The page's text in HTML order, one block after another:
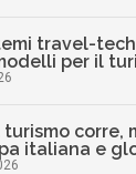
travel-
per il
turismo
italiana e